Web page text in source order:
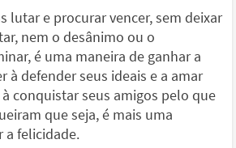
lutar e procurar vencer, sem deixar
nem o desânimo ou o
é uma maneira de ganhar a
à defender seus ideais e a amar
conquistar seus amigos pelo que
que seja, é mais uma
a felicidade.